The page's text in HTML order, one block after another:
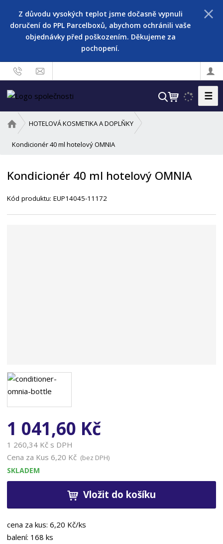
Z důvodu vysokých teplot jsme dočasně vypnuli
doručení do PPL Parcelboxů, abychom ochránili vaše
objednávky před poškozením. Děkujeme za
pochopení.
V
a
t
☰
v
o
í
t
HOTELOVÁ KOSMETIKA A DOPLŇKY
Kondicionér 40 ml hotelový OMNIA
Kondicionér 40 ml hotelový OMNIA
Kód produktu:EUP14045-11172
1 041,60 Kč
1 260,34 Kč s DPH
Cena za Kus 6,20 Kč (bez DPH)
SKLADEM
Vložit do košíku
cena za kus: 6,20 Kč/ks
balení: 168 ks